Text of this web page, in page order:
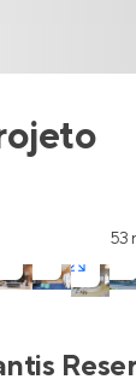
53